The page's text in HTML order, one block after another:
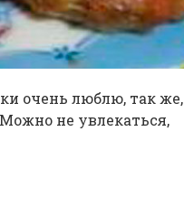
очень люблю, так же,
не увлекаться,